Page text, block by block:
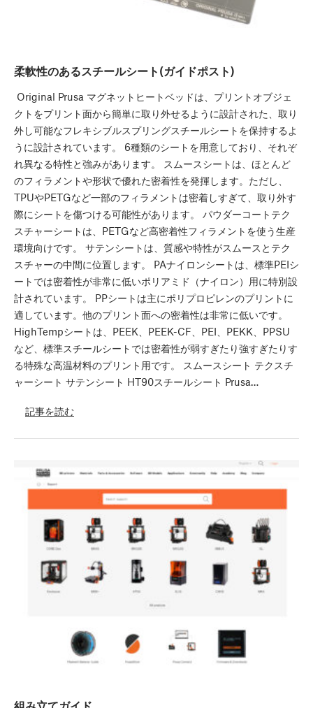
柔軟性のあるスチールシート(ガイドポスト)
Original Prusa マグネットヒートベッドは、プリントオブジェ
クトをプリント面から簡単に取り外せるように設計された、取り
外し可能なフレキシブルスプリングスチールシートを保持するよ
うに設計されています。 6種類のシートを用意しており、それぞ
れ異なる特性と強みがあります。 スムースシートは、ほとんど
のフィラメントや形状で優れた密着性を発揮します。ただし、
TPUやPETGなど一部のフィラメントは密着しすぎて、取り外す
際にシートを傷つける可能性があります。 パウダーコートテク
スチャーシートは、PETGなど高密着性フィラメントを使う生産
環境向けです。 サテンシートは、質感や特性がスムースとテク
スチャーの中間に位置します。 PAナイロンシートは、標準PEIシ
ートでは密着性が非常に低いポリアミド（ナイロン）用に特別設
計されています。 PPシートは主にポリプロピレンのプリントに
適しています。他のプリント面への密着性は非常に低いです。
HighTempシートは、PEEK、PEEK-CF、PEI、PEKK、PPSU
など、標準スチールシートでは密着性が弱すぎたり強すぎたりす
る特殊な高温材料のプリント用です。 スムースシート テクスチ
ャーシート サテンシート HT90スチールシート Prusa…
記事を読む